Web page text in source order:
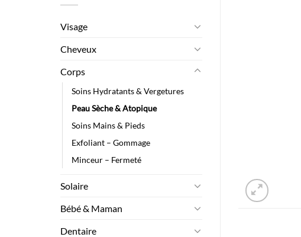
Visage
Cheveux
Corps
Soins Hydratants & Vergetures
Peau Sèche & Atopique
Soins Mains & Pieds
Exfoliant – Gommage
Minceur – Fermeté
Solaire
Bébé & Maman
Dentaire